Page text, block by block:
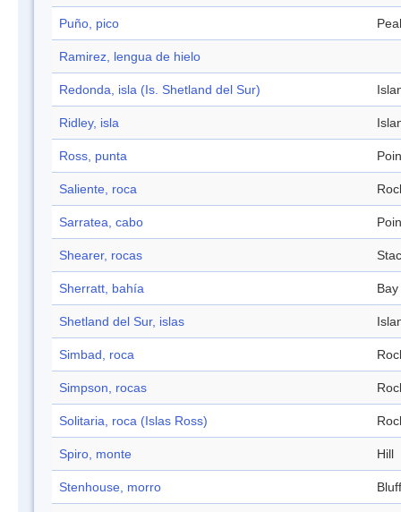
Puño, pico
Ramirez, lengua de hielo
Redonda, isla (Is. Shetland del Sur)
Ridley, isla
Ross, punta
Saliente, roca
Sarratea, cabo
Shearer, rocas
Sherratt, bahía Bay
Shetland del Sur, islas
Simbad, roca
Simpson, rocas
Solitaria, roca (Islas Ross)
Spiro, monte Hill
Stenhouse, morro Bluff